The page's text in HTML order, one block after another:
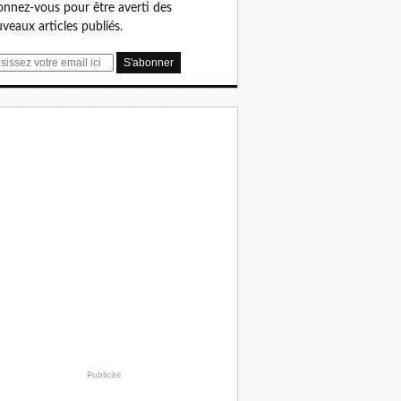
vous pour être averti des
articles publiés.
Publicité